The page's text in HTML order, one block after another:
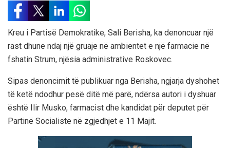
Kreu i Partisë Demokratike, Sali Berisha, ka denoncuar një
rast dhune ndaj një gruaje në ambientet e një farmacie në
fshatin Strum, njësia administrative Roskovec.
Sipas denoncimit të publikuar nga Berisha, ngjarja dyshohet
të ketë ndodhur pesë ditë më parë, ndërsa autori i dyshuar
është Ilir Musko, farmacist dhe kandidat për deputet për
Partinë Socialiste në zgjedhjet e 11 Majit.